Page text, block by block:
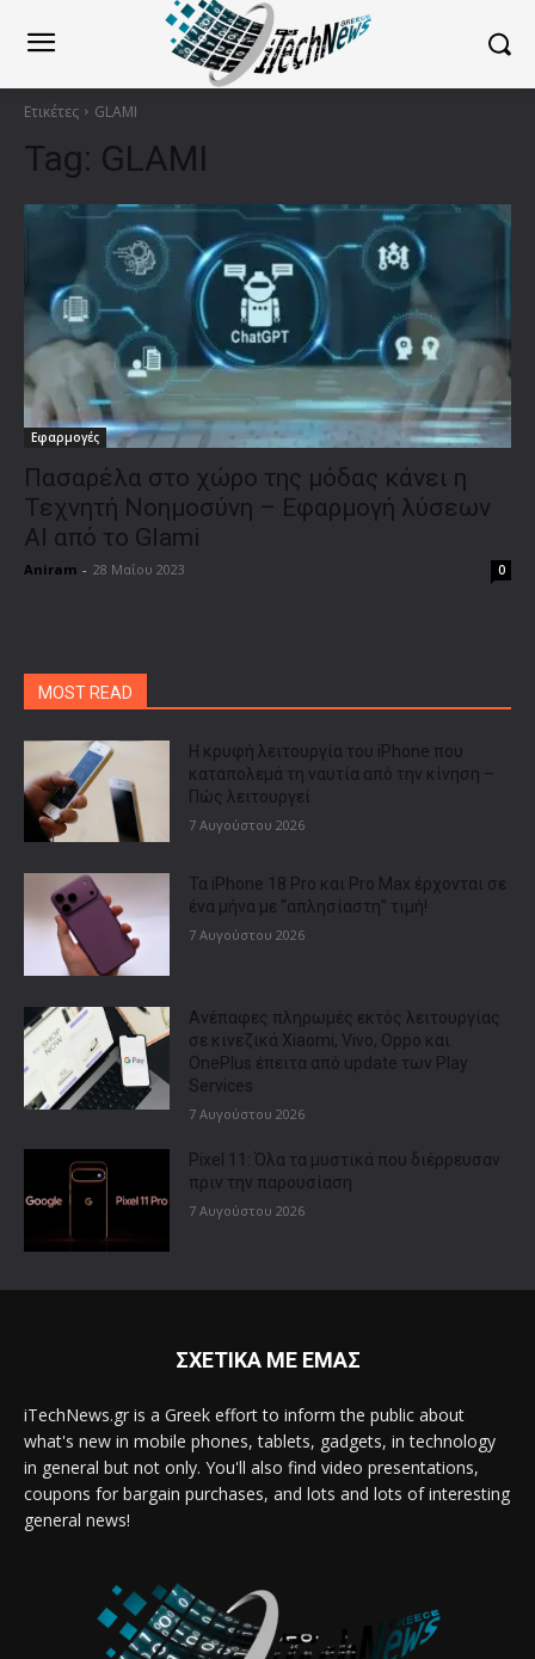
Ετικέτες GLAMI
Tag: GLAMI
Εφαρμογές
Πασαρέλα στο χώρο της μόδας κάνει η
Τεχνητή Νοημοσύνη – Εφαρμογή λύσεων
ΑΙ από το Glami
Aniram - 28 Μαΐου 2023 0
MOST READ
Η κρυφή λειτουργία του iPhone που
καταπολεμά τη ναυτία από την κίνηση –
Πώς λειτουργεί
7 Αυγούστου 2026
Τα iPhone 18 Pro και Pro Max έρχονται σε
ένα μήνα με “απλησίαστη” τιμή!
7 Αυγούστου 2026
Ανέπαφες πληρωμές εκτός λειτουργίας
σε κινεζικά Xiaomi, Vivo, Oppo και
OnePlus έπειτα από update των Play
Services
7 Αυγούστου 2026
Pixel 11: Όλα τα μυστικά που διέρρευσαν
πριν την παρουσίαση
7 Αυγούστου 2026
ΣΧΕΤΙΚΑ ΜΕ ΕΜΑΣ
iTechNews.gr is a Greek effort to inform the public about
what's new in mobile phones, tablets, gadgets, in technology
in general but not only. You'll also find video presentations,
coupons for bargain purchases, and lots and lots of interesting
general news!